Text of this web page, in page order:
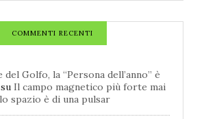
COMMENTI RECENTI
del Golfo, la “Persona dell’anno” è
su Il campo magnetico più forte mai
spazio è di una pulsar